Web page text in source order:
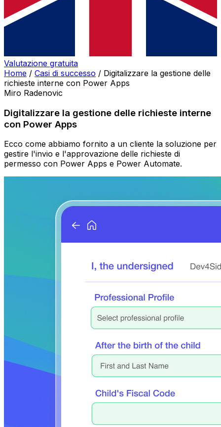
Valutazione gratuita
Home / Casi di successo / Digitalizzare la gestione delle
richieste interne con Power Apps
Miro Radenovic
Digitalizzare la gestione delle richieste interne
con Power Apps
Ecco come abbiamo fornito a un cliente la soluzione per
gestire l'invio e l'approvazione delle richieste di
permesso con Power Apps e Power Automate.